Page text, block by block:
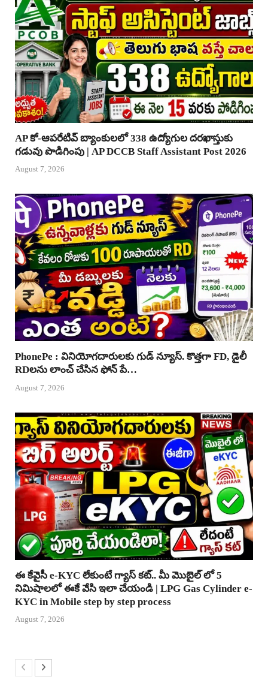
AP కో-ఆపరేటివ్ బ్యాంకులలో 338 ఉద్యోగుల దరఖాస్తుకు
గడువు పొడిగింపు | AP DCCB Staff Assistant Post 2026
August 7, 2026
PhonePe : వినియోగదారులకు గుడ్ న్యూస్. కొత్తగా FD, డైలీ
RDలను లాంచ్ చేసిన ఫోన్ పే…
August 7, 2026
ఈ కేవైసీ e-KYC లేకుంటే గ్యాస్ కట్.. మీ మొబైల్ లో 5
నిమిషాలలో ఈకే వేసి ఇలా చేయండి | LPG Gas Cylinder e-
KYC in Mobile step by step process
August 7, 2026